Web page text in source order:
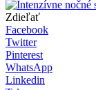
Zdieľať
Facebook
Twitter
Pinterest
WhatsApp
Linkedin